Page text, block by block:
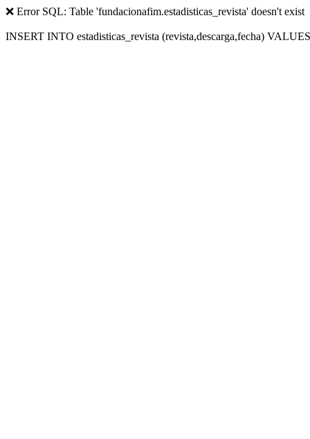
❌ Error SQL: Table 'fundacionafim.estadisticas_revista' doesn't exist
INSERT INTO estadisticas_revista (revista,descarga,fecha)